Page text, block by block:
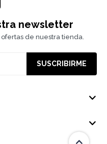
newsletter
de nuestra tienda.
SUSCRIBIRME